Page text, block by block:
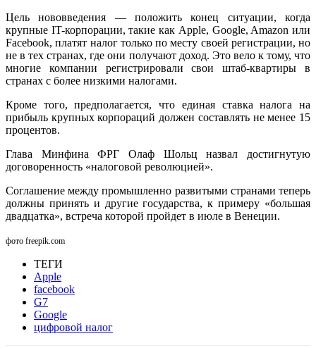
Цель нововведения — положить конец ситуации, когда
крупные IT-корпорации, такие как Apple, Google, Amazon или
Facebook, платят налог только по месту своей регистрации, но
не в тех странах, где они получают доход. Это вело к тому, что
многие компании регистрировали свои штаб-квартиры в
странах с более низкими налогами.
Кроме того, предполагается, что единая ставка налога на
прибыль крупных корпораций должен составлять не менее 15
процентов.
Глава Минфина ФРГ Олаф Шольц назвал достигнутую
договоренность «налоговой революцией».
Соглашение между промышленно развитыми странами теперь
должны принять и другие государства, к примеру «большая
двадцатка», встреча которой пройдет в июле в Венеции.
фото freepik.com
ТЕГИ
Apple
facebook
G7
Google
цифровой налог